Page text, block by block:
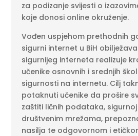
za podizanje svijesti o
koje donosi online okruženje.
Vođen uspjehom prethodnih
sigurni internet u BiH
sigurnijeg interneta realizuje
učenike osnovnih i srednjih
sigurnosti na internetu. Cilj
potaknuti učenike da prošire
zaštiti ličnih podataka,
društvenim mrežama,
nasilja te odgovornom i